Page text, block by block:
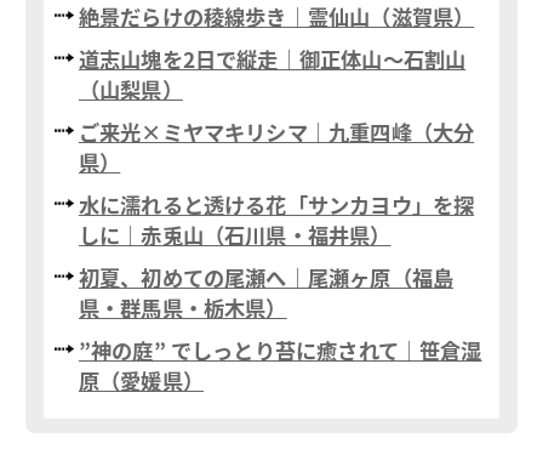
絶景だらけの稜線歩き｜霊仙山（滋賀県）
道志山塊を2日で縦走｜御正体山〜石割山
（山梨県）
ご来光×ミヤマキリシマ｜九重四峰（大分
県）
水に濡れると透ける花「サンカヨウ」を探
しに｜赤兎山（石川県・福井県）
初夏、初めての尾瀬へ｜尾瀬ヶ原（福島
県・群馬県・栃木県）
”神の庭” でしっとり苔に癒されて｜笹倉湿
原（愛媛県）